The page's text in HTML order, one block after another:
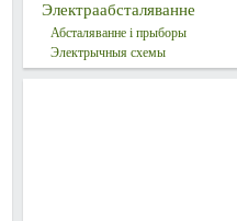
Электраабсталяванне
Абсталяванне і прыборы
Электрычныя схемы